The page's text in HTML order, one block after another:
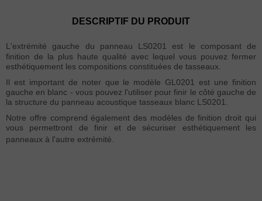
DESCRIPTIF DU PRODUIT
L'extrémité gauche du panneau LS0201 est le composant de
finition de la plus haute qualité avec lequel vous pouvez fermer
esthétiquement les compositions constituées de tasseaux.
Il est important de noter que le modèle GL0201 est une finition
gauche en blanc - vous pouvez l'utiliser pour finir le côté gauche de
la structure du panneau acoustique tasseaux blanc LS0201.
Notre offre comprend également des modèles de finition droit qui
vous permettront de finir et de sécuriser esthétiquement les
panneaux à l'autre extrémité.